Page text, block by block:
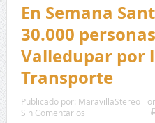
En Semana
30.000
Valledupar por
Transporte
Publicado por: MaravillaStereo
Sin Comentarios